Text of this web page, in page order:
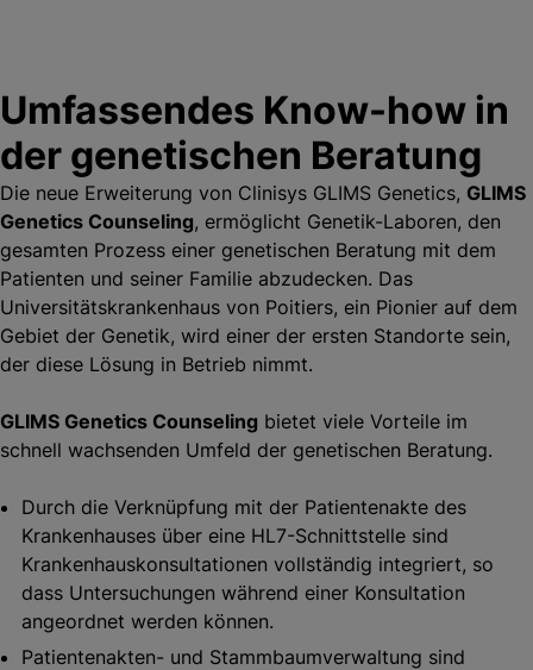
Umfassendes Know-how in
der genetischen Beratung
Die neue Erweiterung von Clinisys GLIMS Genetics, GLIMS
Genetics Counseling, ermöglicht Genetik-Laboren, den
gesamten Prozess einer genetischen Beratung mit dem
Patienten und seiner Familie abzudecken. Das
Universitätskrankenhaus von Poitiers, ein Pionier auf dem
Gebiet der Genetik, wird einer der ersten Standorte sein,
der diese Lösung in Betrieb nimmt.
GLIMS Genetics Counseling bietet viele Vorteile im
schnell wachsenden Umfeld der genetischen Beratung.
Durch die Verknüpfung mit der Patientenakte des
Krankenhauses über eine HL7-Schnittstelle sind
Krankenhauskonsultationen vollständig integriert, so
dass Untersuchungen während einer Konsultation
angeordnet werden können.
Patientenakten- und Stammbaumverwaltung sind